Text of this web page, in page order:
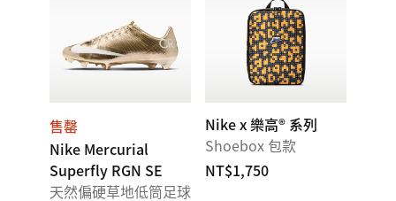
售罄
Nike Mercurial
Superfly RGN SE
天然偏硬草地低筒足球
Nike x 樂高® 系列
Shoebox 包款
NT$1,750